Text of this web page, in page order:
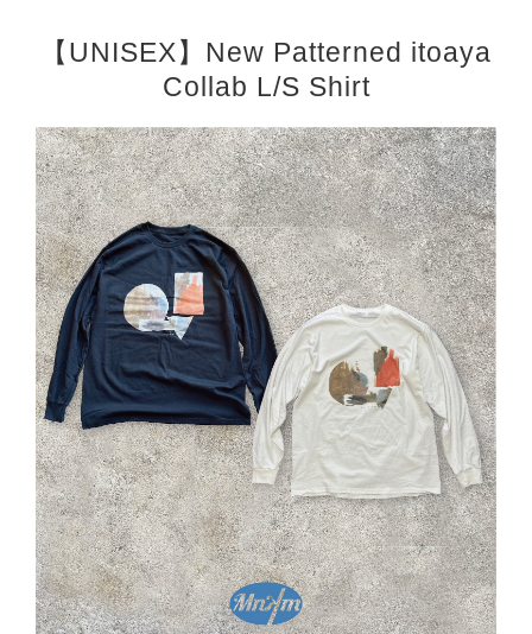
【UNISEX】New Patterned itoaya
Collab L/S Shirt